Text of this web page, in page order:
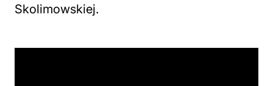
Skolimowskiej.